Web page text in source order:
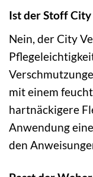
Ist der Stoff
Nein, der City
mit einem
hartnäckigere
Anwendung
den